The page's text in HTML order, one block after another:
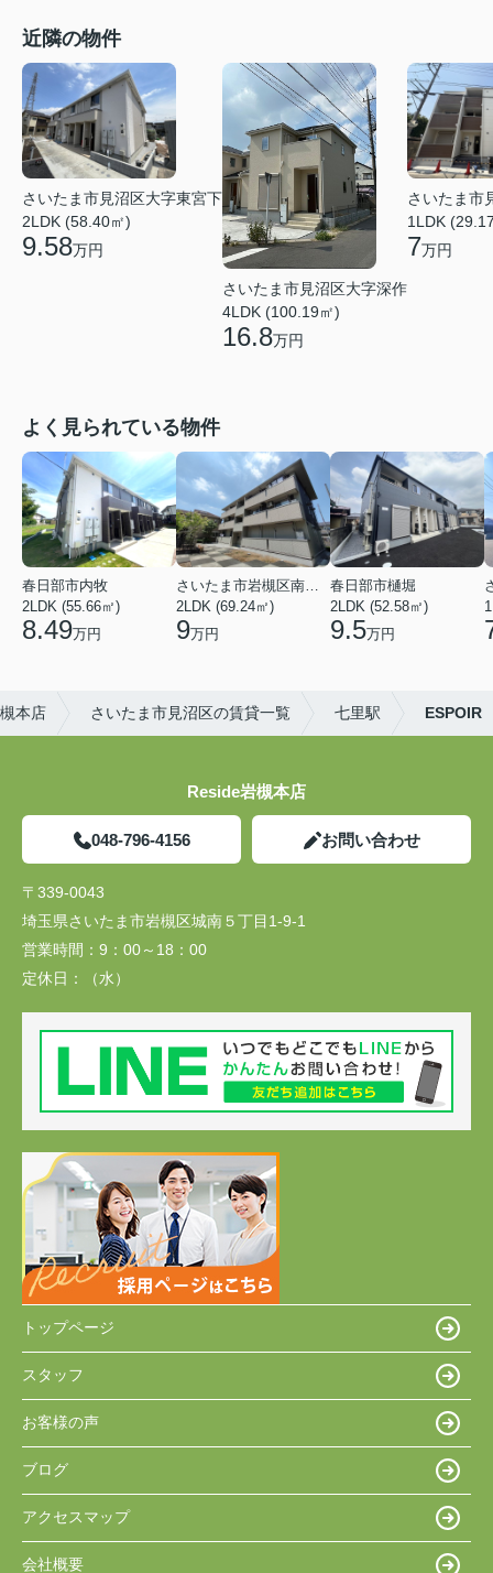
近隣の物件
さいたま市見沼区大字東宮下
2LDK (58.40㎡)
9.58万円
さいたま市見沼区大字深作
4LDK (100.19㎡)
16.8万円
さいたま市
1LDK
7万円
よく見られている物件
春日部市内牧
2LDK (55.66㎡)
8.49万円
2LDK (69.24㎡)
9万円
春日部市樋堀
2LDK (52.58㎡)
9.5万円
本店 さいたま市見沼区の賃貸一覧 七里駅 ESPOIR
Reside岩槻本店
048-796-4156 お問い合わせ
〒339-0043
埼玉県さいたま市岩槻区城南５丁目1-9-1
営業時間： 9：00～18：00
定休日：
（水）
トップページ
スタッフ
お客様の声
ブログ
アクセスマップ
会社概要